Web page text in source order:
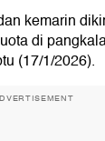
kemarin
di
(17/1/2026).